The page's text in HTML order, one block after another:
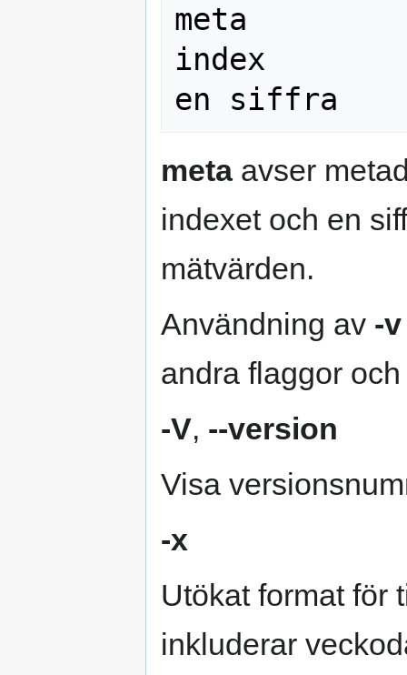
meta
index
metaavser
indexet och en
mätvärden.
Användning av -v
andra flaggor
-V, --version
Visa
-x
Utökat format för
inkluderar